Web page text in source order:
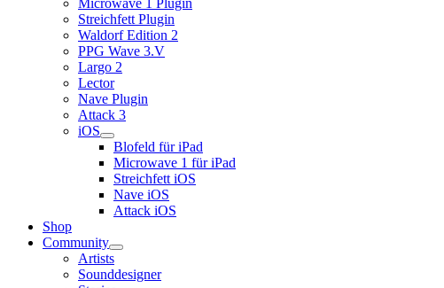
Microwave 1 Plugin
Streichfett Plugin
Waldorf Edition 2
PPG Wave 3.V
Largo 2
Lector
Nave Plugin
Attack 3
iOS
Blofeld für iPad
Microwave 1 für iPad
Streichfett iOS
Nave iOS
Attack iOS
Shop
Community
Artists
Sounddesigner